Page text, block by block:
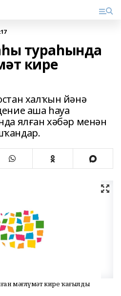
тураһында
кире
халҡын йәнә
аша һауа
ялған хәбәр менән
мәғлүмәт кире ҡағылды